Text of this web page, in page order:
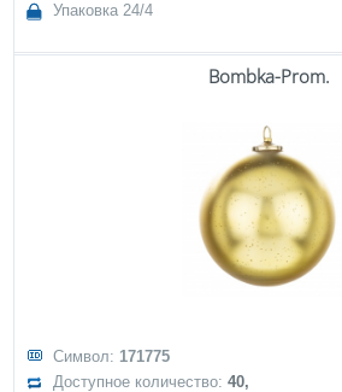
Упаковка 24/4
Bombka-Prom.
Символ: 171775
Доступное количество:40,